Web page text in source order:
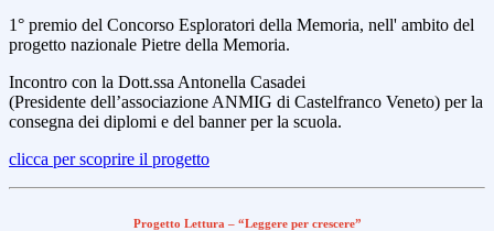
1° premio del Concorso Esploratori della Memoria, nell' ambito del
progetto nazionale Pietre della Memoria.
Incontro con la Dott.ssa Antonella Casadei
(Presidente dell’associazione ANMIG di Castelfranco Veneto) per la
consegna dei diplomi e del banner per la scuola.
clicca per scoprire il progetto
Progetto Lettura – “Leggere per crescere”